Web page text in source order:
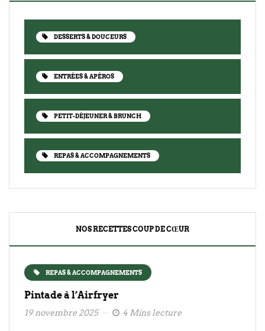
DESSERTS & DOUCEURS
ENTRÉES & APÉROS
PETIT-DÉJEUNER & BRUNCH
REPAS & ACCOMPAGNEMENTS
NOS RECETTES COUP DE CŒUR
REPAS & ACCOMPAGNEMENTS
Pintade à l’Airfryer
19 novembre 2025 4 Mins lecture